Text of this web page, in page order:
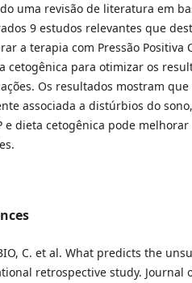
uma revisão de literatura em
9 estudos relevantes que
a terapia com Pressão Positiva
cetogênica para otimizar os
Os resultados mostram
associada a distúrbios do
e dieta cetogênica pode
C. et al. What predicts the
retrospective study. Journal